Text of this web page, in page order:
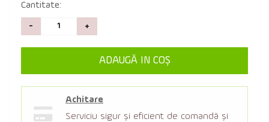
Cantitate:
- +
ADAUGĂ IN COŞ
Achitare
Serviciu sigur şi eficient de comandă şi